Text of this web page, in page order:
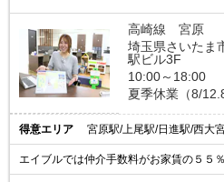
高崎線 宮原
埼玉県さいた
駅ビル3F
10:00～18:00
夏季休業（8/
得意エリア 宮原駅/上尾駅/日進駅/西大
エイブルでは仲介手数料がお家賃の５５